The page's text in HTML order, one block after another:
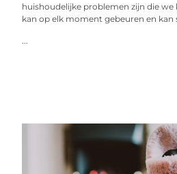
huishoudelijke problemen zijn die
kan op elk moment gebeuren en kan
...